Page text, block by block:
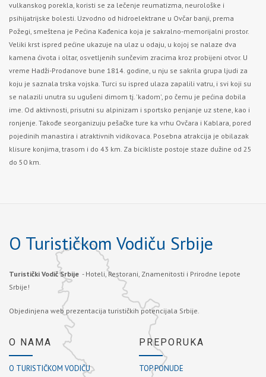
vulkanskog porekla, koristi se za lečenje reumatizma, neurološke i
psihijatrijske bolesti. Uzvodno od hidroelektrane u Ovčar banji, prema
Požegi, smeštena je Pećina Kađenica koja je sakralno-memorijalni prostor.
Veliki krst ispred pećine ukazuje na ulaz u odaju, u kojoj se nalaze dva
kamena ćivota i oltar, osvetljenih sunčevim zracima kroz probijeni otvor. U
vreme Hadži-Prodanove bune 1814. godine, u nju se sakrila grupa ljudi za
koju je saznala trska vojska. Turci su ispred ulaza zapalili vatru, i svi koji su
se nalazili unutra su ugušeni dimom tj. 'kadom', po čemu je pećina dobila
ime. Od aktivnosti, prisutni su alpinizam i sportsko penjanje uz stene, kao i
ronjenje. Takođe seorganizuju pešačke ture ka vrhu Ovčara i Kablara, pored
pojedinih manastira i atraktivnih vidikovaca. Posebna atrakcija je obilazak
klisure konjima, trasom i do 43 km. Za bicikliste postoje staze dužine od 25
do 50 km.
O Turističkom Vodiču Srbije
Turistički Vodič Srbije - Hoteli, Restorani, Znamenitosti i Prirodne lepote
Srbije!
Objedinjena web prezentacija turističkih potencijala Srbije.
O NAMA
O TURISTIČKOM VODIČU
PREPORUKA
TOP PONUDE